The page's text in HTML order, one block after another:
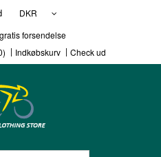
DKR
forsendelse
Indkøbskurv Check ud